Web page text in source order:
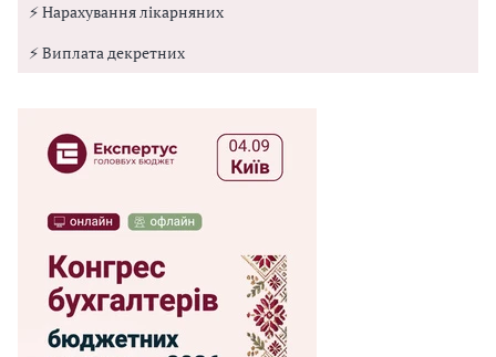
⚡ Нарахування лікарняних
⚡ Виплата декретних